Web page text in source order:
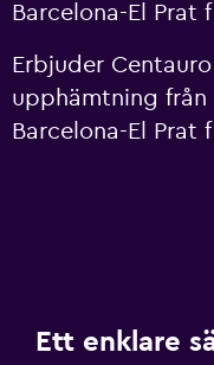
Barcelona-El Prat
Erbjuder
upphämtning
Barcelona-El Prat
Ett enklare